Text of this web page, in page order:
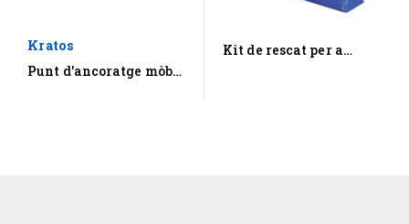
Kratos
Punt d'ancoratge mòbil
Kit de rescat per a